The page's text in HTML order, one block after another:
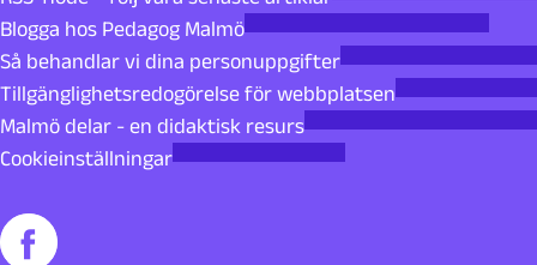
Blogga hos Pedagog Malmö
Så behandlar vi dina personuppgifter
Tillgänglighetsredogörelse för webbplatsen
Malmö delar - en didaktisk resurs
Cookieinställningar